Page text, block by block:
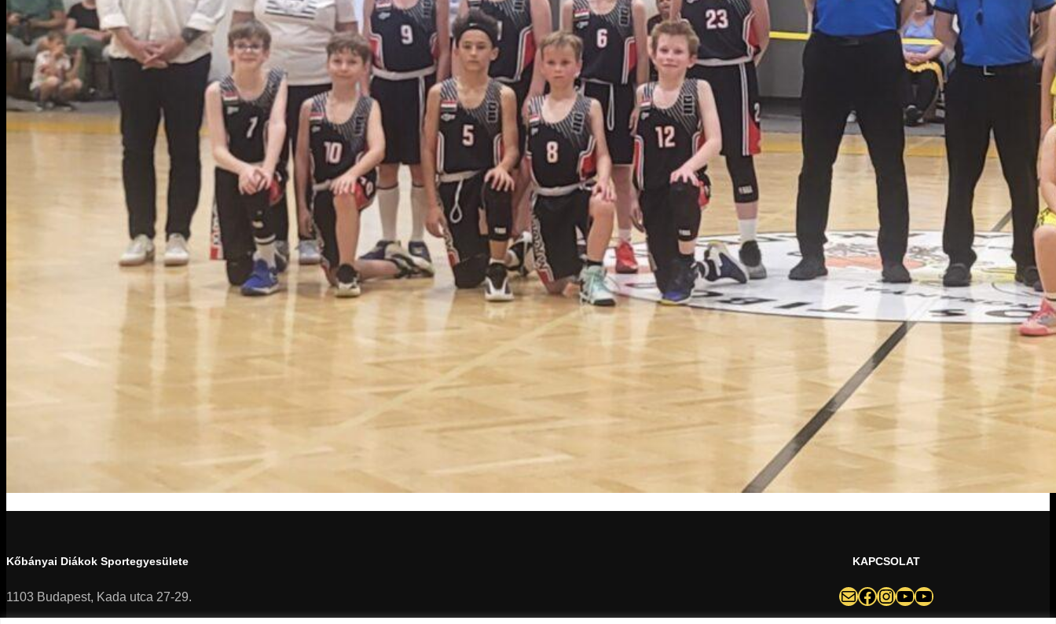
Kőbányai Diákok Sportegyesülete
1103 Budapest, Kada utca 27-29.
KAPCSOLAT
darazsak@darazsak.hu @kobanyaidarazsak @darazsak Kőbányai Darazsak csatorna Darazsak Online Basketball csatorna